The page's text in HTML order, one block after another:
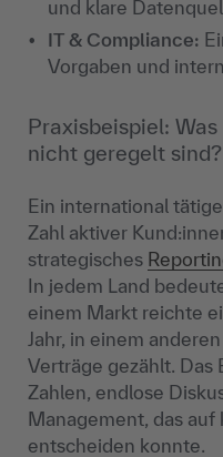
und klare
IT & Compliance:
Vorgaben und
Praxisbeispiel:
nicht geregelt sind?
Ein international
Zahl aktiver
strategisches
In jedem Land
einem Markt reichte
Jahr, in einem
Verträge gezählt. Das
Zahlen, endlose
Management, das auf
entscheiden konnte.